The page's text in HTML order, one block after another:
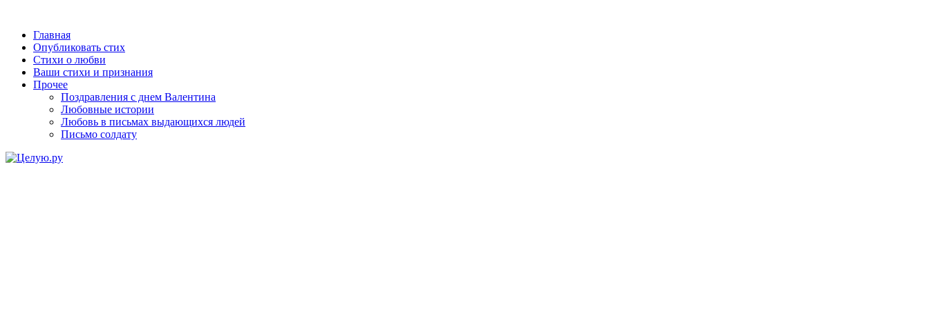
Главная
Опубликовать стих
Стихи о любви
Ваши стихи и признания
Прочее
Поздравления с днем Валентина
Любовные истории
Любовь в письмах выдающихся людей
Письмо солдату